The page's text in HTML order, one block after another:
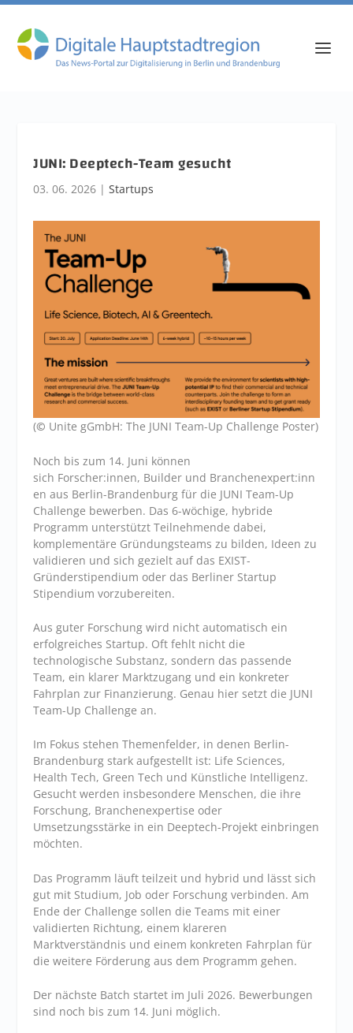
JUNI: Deeptech-Team gesucht
03. 06. 2026 |Startups
(© Unite gGmbH: The JUNI Team-Up Challenge Poster)
Noch bis zum 14. Juni können
sich Forscher:innen, Builder und Branchenexpert:inn
en aus Berlin-Brandenburg für die JUNI Team-Up
Challenge bewerben. Das 6-wöchige, hybride
Programm unterstützt Teilnehmende dabei,
komplementäre Gründungsteams zu bilden, Ideen zu
validieren und sich gezielt auf das EXIST-
Gründerstipendium oder das Berliner Startup
Stipendium vorzubereiten.
Aus guter Forschung wird nicht automatisch ein
erfolgreiches Startup. Oft fehlt nicht die
technologische Substanz, sondern das passende
Team, ein klarer Marktzugang und ein konkreter
Fahrplan zur Finanzierung. Genau hier setzt die JUNI
Team-Up Challenge an.
Im Fokus stehen Themenfelder, in denen Berlin-
Brandenburg stark aufgestellt ist: Life Sciences,
Health Tech, Green Tech und Künstliche Intelligenz.
Gesucht werden insbesondere Menschen, die ihre
Forschung, Branchenexpertise oder
Umsetzungsstärke in ein Deeptech-Projekt einbringen
möchten.
Das Programm läuft teilzeit und hybrid und lässt sich
gut mit Studium, Job oder Forschung verbinden. Am
Ende der Challenge sollen die Teams mit einer
validierten Richtung, einem klareren
Marktverständnis und einem konkreten Fahrplan für
die weitere Förderung aus dem Programm gehen.
Der nächste Batch startet im Juli 2026. Bewerbungen
sind noch bis zum 14. Juni möglich.